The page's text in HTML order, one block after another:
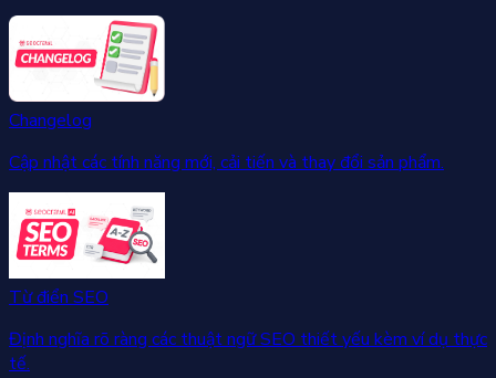
Changelog
Cập nhật các tính năng mới, cải tiến và thay đổi sản phẩm.
Từ điển SEO
Định nghĩa rõ ràng các thuật ngữ SEO thiết yếu kèm ví dụ thực
tế.